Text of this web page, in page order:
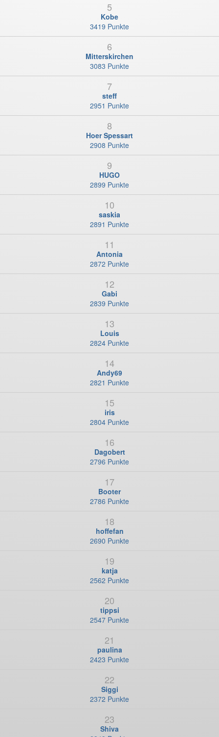
5
Kobe
3419 Punkte
6
Mitterskirchen
3083 Punkte
7
steff
2951 Punkte
8
Hoer Spessart
2908 Punkte
9
HUGO
2899 Punkte
10
saskia
2891 Punkte
11
Antonia
2872 Punkte
12
Gabi
2839 Punkte
13
Louis
2824 Punkte
14
Andy69
2821 Punkte
15
iris
2804 Punkte
16
Dagobert
2796 Punkte
17
Booter
2786 Punkte
18
hoffefan
2690 Punkte
19
katja
2562 Punkte
20
tippsi
2547 Punkte
21
paulina
2423 Punkte
22
Siggi
2372 Punkte
23
Shiva